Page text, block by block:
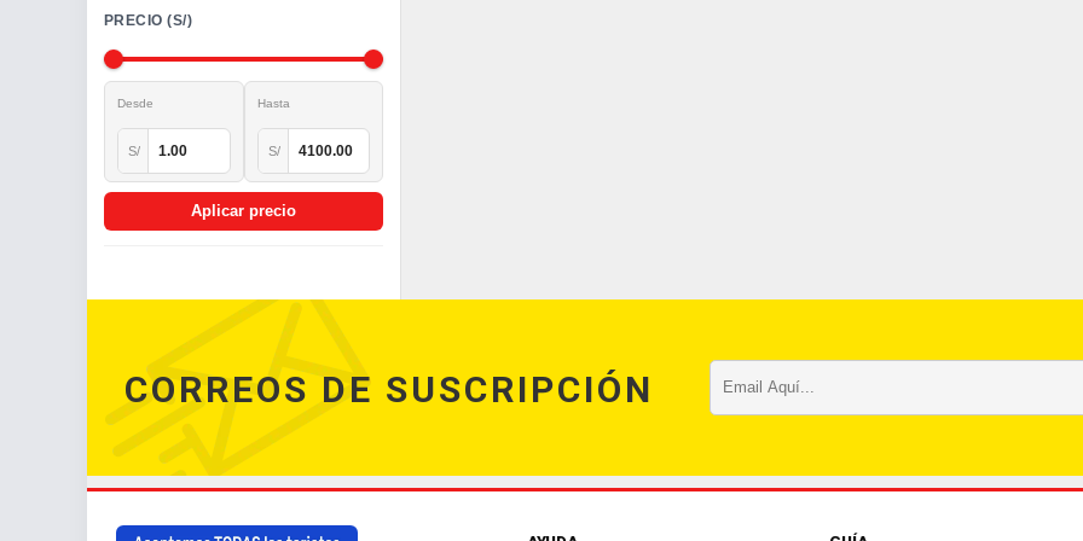
PRECIO (S/)
Desde
S/
Hasta
S/
Aplicar precio
CORREOS DE SUSCRIPCIÓN